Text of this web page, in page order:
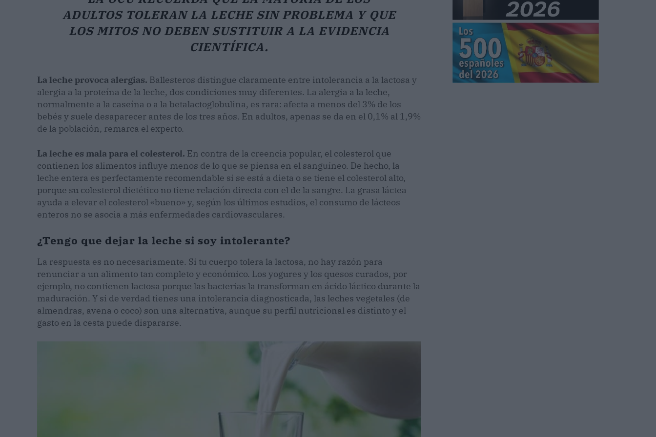
ADULTOS TOLERAN LA LECHE SIN PROBLEMA Y QUE
LOS MITOS NO DEBEN SUSTITUIR A LA EVIDENCIA
CIENTÍFICA.
La leche provoca alergias. Ballesteros distingue claramente entre intolerancia a la lactosa y
alergia a la proteína de la leche, dos condiciones muy diferentes. La alergia a la leche,
normalmente a la caseína o a la betalactoglobulina, es rara: afecta a menos del 3% de los
bebés y suele desaparecer antes de los tres años. En adultos, apenas se da en el 0,1% al 1,9%
de la población, remarca el experto.
La leche es mala para el colesterol. En contra de la creencia popular, el colesterol que
contienen los alimentos influye menos de lo que se piensa en el sanguíneo. De hecho, la
leche entera es perfectamente recomendable si se está a dieta o se tiene el colesterol alto,
porque su colesterol dietético no tiene relación directa con el de la sangre. La grasa láctea
ayuda a elevar el colesterol «bueno» y, según los últimos estudios, el consumo de lácteos
enteros no se asocia a más enfermedades cardiovasculares.
¿Tengo que dejar la leche si soy intolerante?
La respuesta es no necesariamente. Si tu cuerpo tolera la lactosa, no hay razón para
renunciar a un alimento tan completo y económico. Los yogures y los quesos curados, por
ejemplo, no contienen lactosa porque las bacterias la transforman en ácido láctico durante la
maduración. Y si de verdad tienes una intolerancia diagnosticada, las leches vegetales (de
almendras, avena o coco) son una alternativa, aunque su perfil nutricional es distinto y el
gasto en la cesta puede dispararse.